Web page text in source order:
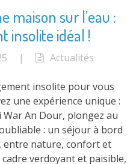
maison sur l’eau :
insolite idéal !
| Actualités
insolite pour vous
une expérience unique :
War An Dour, plongez au
: un séjour à bord
entre nature, confort et
verdoyant et paisible,